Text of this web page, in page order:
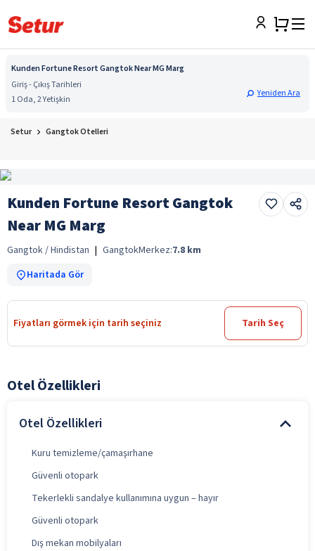
Kunden Fortune Resort Gangtok Near MG Marg
Giriş - Çıkış Tarihleri
1 Oda, 2 Yetişkin
Yeniden Ara
Setur Gangtok Otelleri
Kunden Fortune Resort Gangtok
Near MG Marg
Gangtok / Hindistan | GangtokMerkez:7.8 km
Haritada Gör
Fiyatları görmek için tarih seçiniz Tarih Seç
Otel Özellikleri
Otel Özellikleri
Kuru temizleme/çamaşırhane
Güvenli otopark
Tekerlekli sandalye kullanımına uygun – hayır
Güvenli otopark
Dış mekan mobilyaları